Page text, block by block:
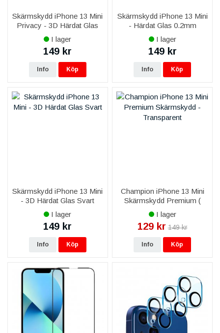
Skärmskydd iPhone 13 Mini
Privacy - 3D Härdat Glas
I lager
149 kr
Info Köp
Skärmskydd iPhone 13 Mini
- Härdat Glas 0.2mm
I lager
149 kr
Info Köp
Skärmskydd iPhone 13 Mini
- 3D Härdat Glas Svart
I lager
149 kr
Info Köp
Champion iPhone 13 Mini
Skärmskydd Premium (
Transparent )
I lager
129 kr 149 kr
Info Köp